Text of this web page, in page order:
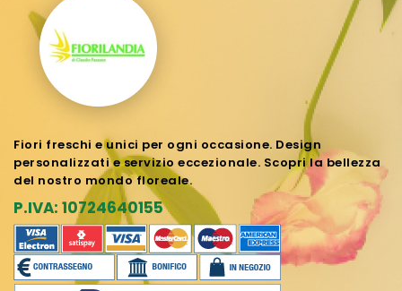
Fiori freschi e unici per ogni occasione. Design
personalizzati e servizio eccezionale. Scopri la bellezza
del nostro mondo floreale.
P.IVA: 10724640155